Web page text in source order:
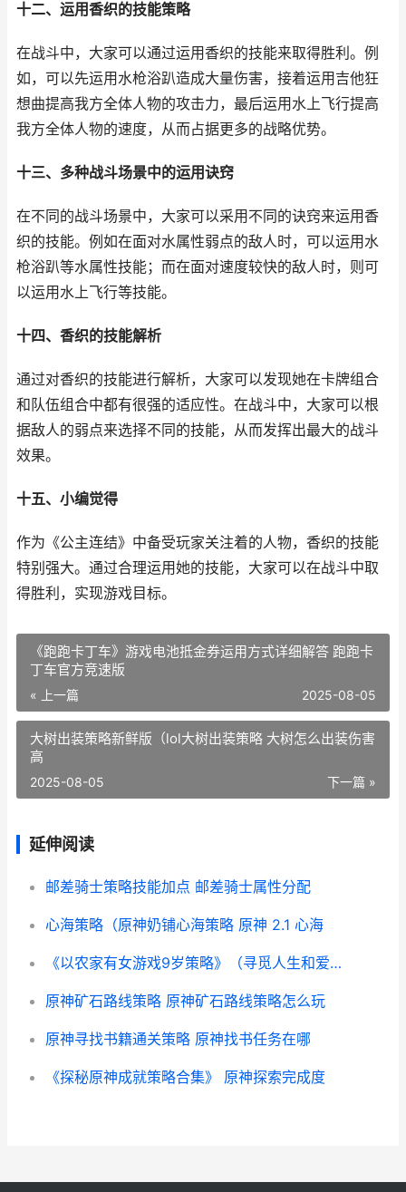
十二、运用香织的技能策略
在战斗中，大家可以通过运用香织的技能来取得胜利。例
如，可以先运用水枪浴趴造成大量伤害，接着运用吉他狂
想曲提高我方全体人物的攻击力，最后运用水上飞行提高
我方全体人物的速度，从而占据更多的战略优势。
十三、多种战斗场景中的运用诀窍
在不同的战斗场景中，大家可以采用不同的诀窍来运用香
织的技能。例如在面对水属性弱点的敌人时，可以运用水
枪浴趴等水属性技能；而在面对速度较快的敌人时，则可
以运用水上飞行等技能。
十四、香织的技能解析
通过对香织的技能进行解析，大家可以发现她在卡牌组合
和队伍组合中都有很强的适应性。在战斗中，大家可以根
据敌人的弱点来选择不同的技能，从而发挥出最大的战斗
效果。
十五、小编觉得
作为《公主连结》中备受玩家关注着的人物，香织的技能
特别强大。通过合理运用她的技能，大家可以在战斗中取
得胜利，实现游戏目标。
《跑跑卡丁车》游戏电池抵金券运用方式详细解答 跑跑卡
丁车官方竞速版
« 上一篇 2025-08-05
大树出装策略新鲜版（lol大树出装策略 大树怎么出装伤害
高
下一篇 »
2025-08-05
延伸阅读
邮差骑士策略技能加点 邮差骑士属性分配
心海策略（原神奶铺心海策略 原神 2.1 心海
《以农家有女游戏9岁策略》（寻觅人生和爱情的奇妙冒险 农家有女来种田
原神矿石路线策略 原神矿石路线策略怎么玩
原神寻找书籍通关策略 原神找书任务在哪
《探秘原神成就策略合集》 原神探索完成度